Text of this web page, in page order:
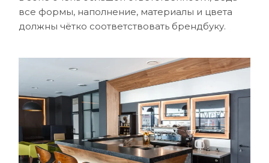
все формы, наполнение, материалы и цвета
должны чётко соответствовать брендбуку.